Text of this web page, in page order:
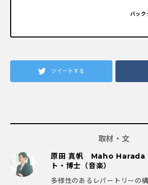
バック
ツイートする
取材・文
原田 真帆 Maho Harada
ト・博士（音楽）
多様性のあるレパートリーの